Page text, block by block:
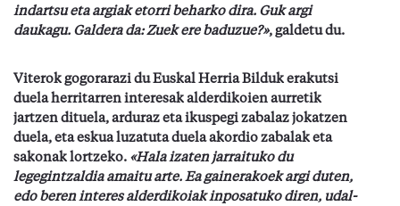
indartsu eta argiak etorri beharko dira. Guk argi
daukagu. Galdera da: Zuek ere baduzue?», galdetu du.
Viterok gogorarazi du Euskal Herria Bilduk erakutsi
duela herritarren interesak alderdikoien aurretik
jartzen dituela, arduraz eta ikuspegi zabalaz jokatzen
duela, eta eskua luzatuta duela akordio zabalak eta
sakonak lortzeko. «Hala izaten jarraituko du
legegintzaldia amaitu arte. Ea gainerakoek argi duten,
edo beren interes alderdikoiak inposatuko diren, udal-